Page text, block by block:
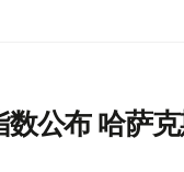
公布 哈萨